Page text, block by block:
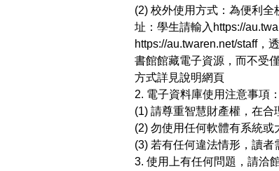
(2) 校外使用方式：為便利
址：學生請輸入 https://
https://au.twaren.net/staff，
書館館藏電子資源，而不受
方式詳見說明網頁
2. 電子資料庫使用注意事項
(1) 請尊重智慧財產權，在合
(2) 勿使用任何軟體有系統或
(3) 若有任何違法情形，讀
3. 使用上有任何問題，請洽